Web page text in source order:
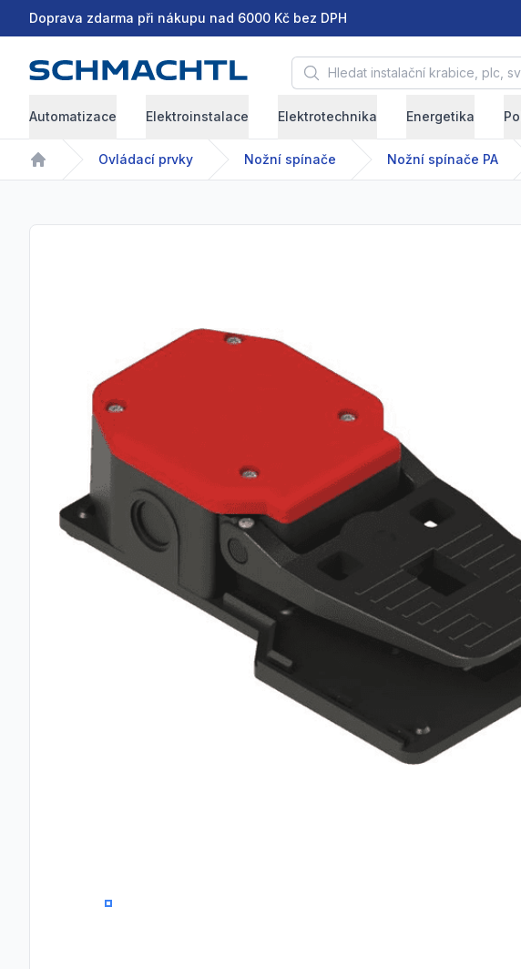
Doprava zdarma při nákupu nad 6000 Kč bez DPH
Hledat instalační krabice, plc,
Automatizace Elektroinstalace Elektrotechnika Energetika
Home
Ovládací prvky Nožní spínače Nožní spínače PA
0